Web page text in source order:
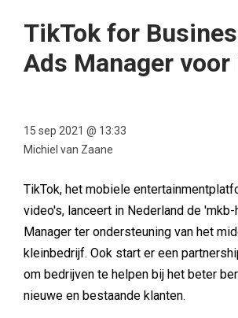
TikTok for
Ads Manager
15 sep 2021 @ 13:33
Michiel van Zaane
TikTok, het mobiele
video's, lanceert in Nederland de 'mkb-
Manager ter ondersteuning van het
kleinbedrijf. Ook start er een
om bedrijven te helpen bij het beter
nieuwe en bestaande klanten.